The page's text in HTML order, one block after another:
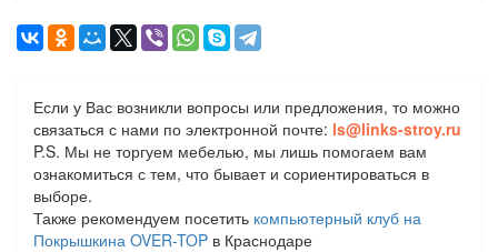
Если у Вас возникли вопросы или предложения, то можно
связаться с нами по электронной почте: ls@links-stroy.ru
P.S. Мы не торгуем мебелью, мы лишь помогаем вам
ознакомиться с тем, что бывает и сориентироваться в
выборе.
Также рекомендуем посетить компьютерный клуб на
Покрышкина OVER-TOP в Краснодаре